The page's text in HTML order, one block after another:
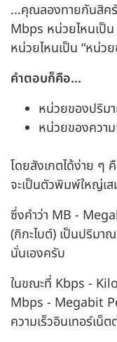
...คุณลองทายกันสิครั
Mbps หน่วยไหนเป็น
หน่วยไหนเป็น “หน่ว
คําตอบก็คือ...
หน่วยของปริม
หน่วยของควา
โดยสังเกตได้ง่าย ๆ
จะเป็นตัวพิมพ์ใหญ่เ
ซึ่งคําว่า MB -
(กิกะไบต์) เป็นปริมา
นั่นเองครับ
ในขณะที่ Kbps -
Mbps - Megabit
ความเร็วอินเทอร์เน็